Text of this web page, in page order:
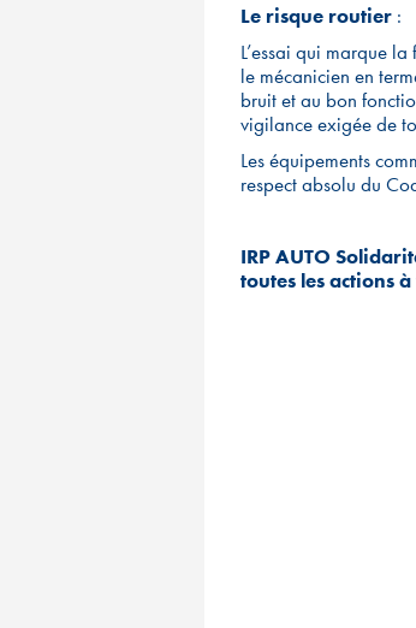
Le risque routier :
L’essai qui marque
le mécanicien en
bruit et au bon
vigilance exigée de
Les équipements
respect absolu du
IRP AUTO
toutes les actions